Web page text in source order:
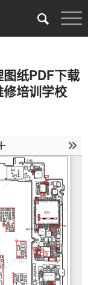
纸PDF下载
培训学校